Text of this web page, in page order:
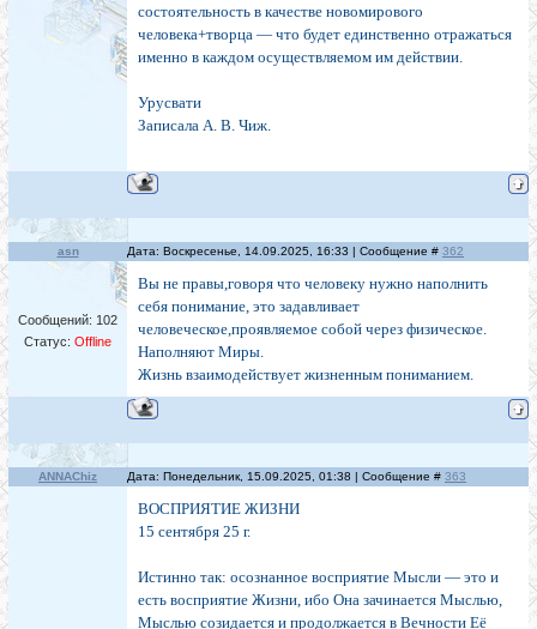
состоятельность в качестве новомирового
человека+творца — что будет единственно отражаться
именно в каждом осуществляемом им действии.
Урусвати
Записала А. В. Чиж.
asn Дата: Воскресенье, 14.09.2025, 16:33 | Сообщение # 362
Сообщений: 102
Статус: Offline
Вы не правы,говоря что человеку нужно наполнить
себя понимание, это задавливает
человеческое,проявляемое собой через физическое.
Наполняют Миры.
Жизнь взаимодействует жизненным пониманием.
ANNAChiz Дата: Понедельник, 15.09.2025, 01:38 | Сообщение # 363
ВОСПРИЯТИЕ ЖИЗНИ
15 сентября 25 г.
Истинно так: осознанное восприятие Мысли — это и
есть восприятие Жизни, ибо Она зачинается Мыслью,
Мыслью созидается и продолжается в Вечности Её